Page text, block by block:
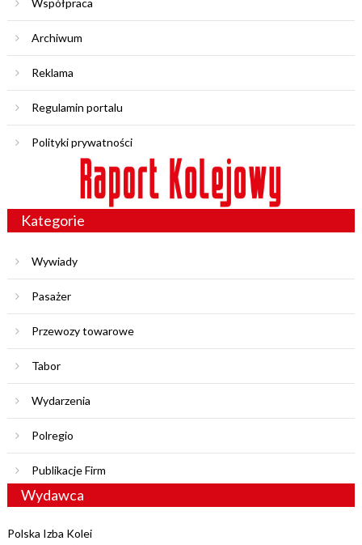
Współpraca
Archiwum
Reklama
Regulamin portalu
Polityki prywatności
Kategorie
Wywiady
Pasażer
Przewozy towarowe
Tabor
Wydarzenia
Polregio
Publikacje Firm
Wydawca
Polska Izba Kolei